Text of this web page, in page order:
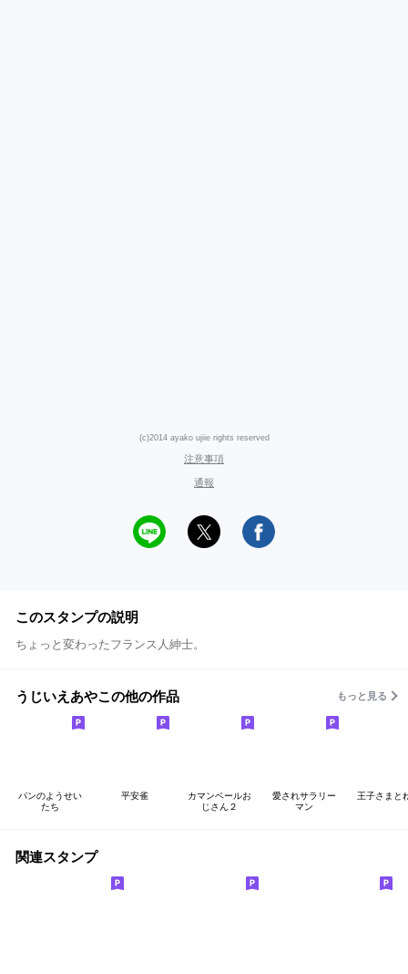
(c)2014 ayako ujiie rights reserved
注意事項
通報
このスタンプの説明
ちょっと変わったフランス人紳士。
うじいえあやこの他の作品 もっと見る
パンのようせい
たち
平安雀
カマンベールお
じさん２
愛されサラリー
マン
王子さまと
関連スタンプ